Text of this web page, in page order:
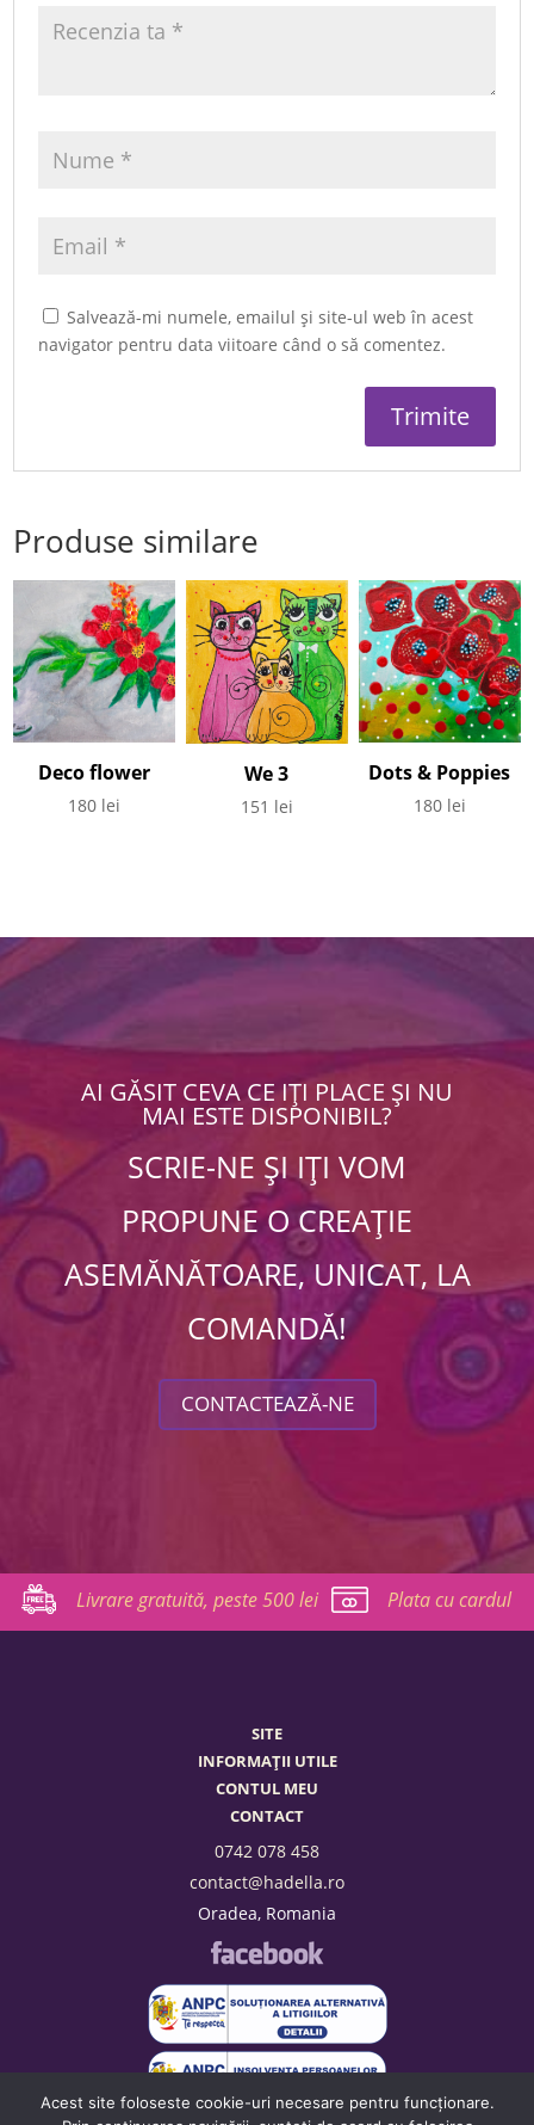
Salvează-mi numele, emailul și site-ul web în acest
navigator pentru data viitoare când o să comentez.
Produse similare
Deco flower
180 lei
We 3
151 lei
Dots & Poppies
180 lei
AI GĂSIT CEVA CE IȚI PLACE ȘI NU
MAI ESTE DISPONIBIL?
SCRIE-NE ȘI IȚI VOM
PROPUNE O CREAȚIE
ASEMĂNĂTOARE, UNICAT, LA
COMANDĂ!
CONTACTEAZĂ-NE
Livrare gratuită, peste 500 lei Plata cu cardul
SITE
INFORMAȚII UTILE
CONTUL MEU
CONTACT
0742 078 458
contact@hadella.ro
Oradea, Romania
Acest site foloseste cookie-uri necesare pentru funcționare.